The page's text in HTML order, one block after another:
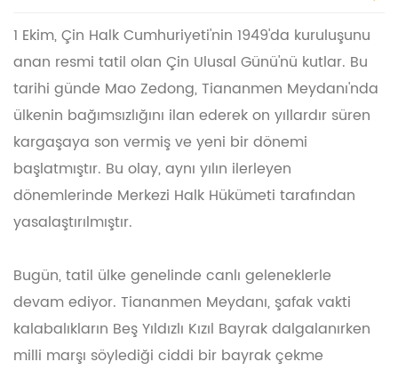
1 Ekim, Çin Halk Cumhuriyeti'nin 1949'da kuruluşunu
anan resmi tatil olan Çin Ulusal Günü'nü kutlar. Bu
tarihi günde Mao Zedong, Tiananmen Meydanı'nda
ülkenin bağımsızlığını ilan ederek on yıllardır süren
kargaşaya son vermiş ve yeni bir dönemi
başlatmıştır. Bu olay, aynı yılın ilerleyen
dönemlerinde Merkezi Halk Hükümeti tarafından
yasalaştırılmıştır.
Bugün, tatil ülke genelinde canlı geleneklerle
devam ediyor. Tiananmen Meydanı, şafak vakti
kalabalıkların Beş Yıldızlı Kızıl Bayrak dalgalanırken
milli marşı söylediği ciddi bir bayrak çekme